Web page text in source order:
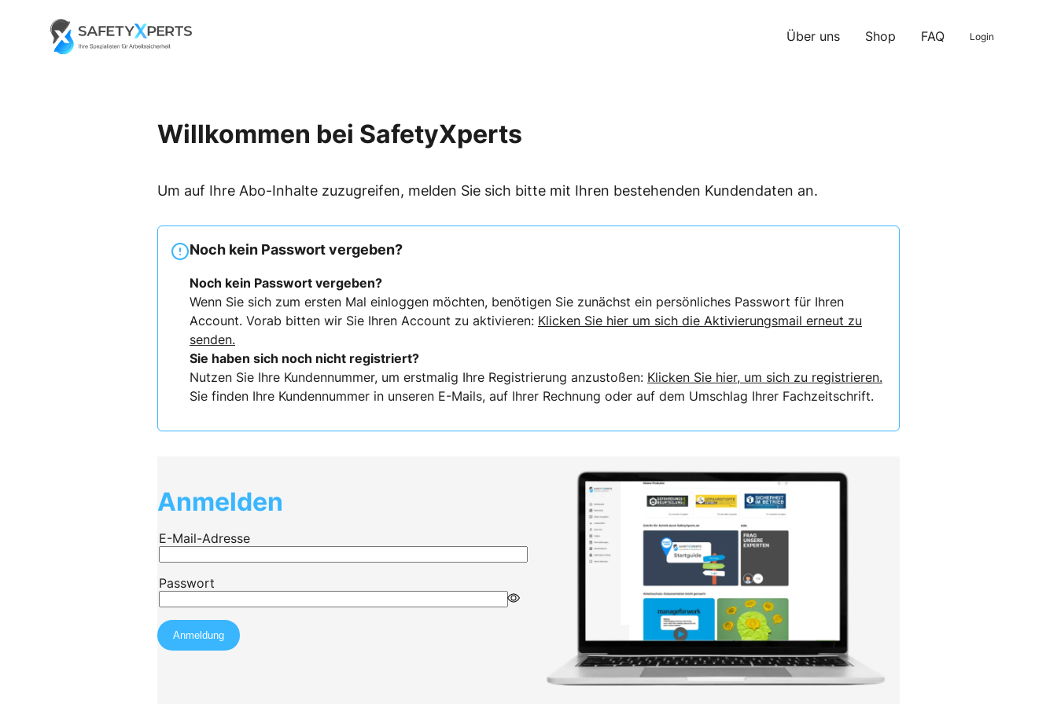
Go to landing page.
Über uns Shop FAQ Login
Willkommen bei SafetyXperts
Um auf Ihre Abo-Inhalte zuzugreifen, melden Sie sich bitte mit Ihren bestehenden Kundendaten an.
Noch kein Passwort vergeben?
Noch kein Passwort vergeben?
Wenn Sie sich zum ersten Mal einloggen möchten, benötigen Sie zunächst ein persönliches Passwort für Ihren
Account. Vorab bitten wir Sie Ihren Account zu aktivieren: Klicken Sie hier um sich die Aktivierungsmail erneut zu
senden.
Sie haben sich noch nicht registriert?
Nutzen Sie Ihre Kundennummer, um erstmalig Ihre Registrierung anzustoßen: Klicken Sie hier, um sich zu registrieren.
Sie finden Ihre Kundennummer in unseren E-Mails, auf Ihrer Rechnung oder auf dem Umschlag Ihrer Fachzeitschrift.
Anmelden